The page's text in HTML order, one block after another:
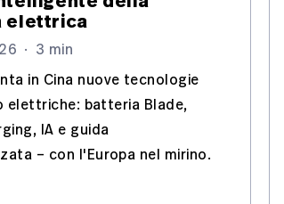
elettrica
· 3 min
in Cina nuove tecnologie
elettriche: batteria Blade,
IA e guida
– con l'Europa nel mirino.